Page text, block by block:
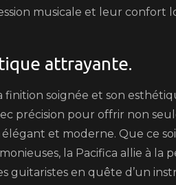
musicale et leur confort
attrayante.
finition soignée et son
précision pour offrir non
et moderne. Que ce
la Pacifica allie à la
guitaristes en quête d’un